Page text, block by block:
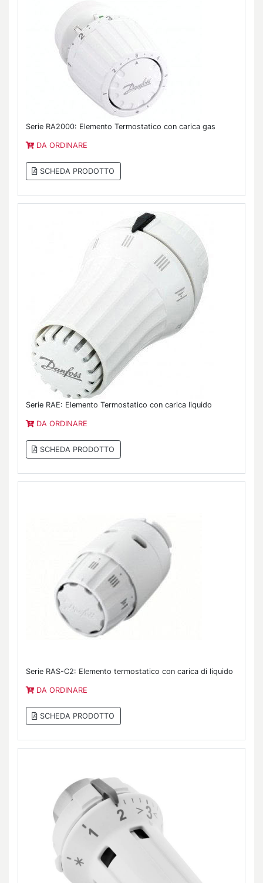
Serie RA2000: Elemento Termostatico con carica gas
DA ORDINARE
SCHEDA PRODOTTO
Serie RAE: Elemento Termostatico con carica liquido
DA ORDINARE
SCHEDA PRODOTTO
Serie RAS-C2: Elemento termostatico con carica di liquido
DA ORDINARE
SCHEDA PRODOTTO